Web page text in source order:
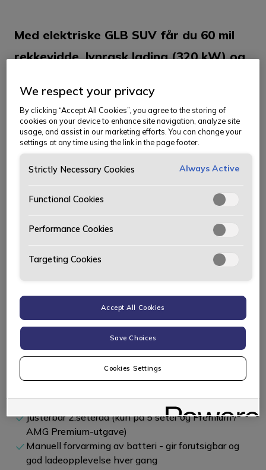
Med elektriske GLB SUV får du 60 mil
rekkevidde, lynrask lading (320 kW) og
Baksetene er justerbare i
lengderetningen og du har mulighet for
7-seter. Hva venter du på?
versjon
Ventetiden er over og GLB er på plass i Norge!
Viktigste høydepunktene på nye elektriske GLB:
Velg mellom 5 seter eller 7 seter
Opptil 2 000 kg hengervekt
Justerbar 2.seterad (kun på 5 seter og Premium /
AMG Premium-utgave)
Manuell forvarming av batteri - gir forutsigbar og
god ladeopplevelse hver gang
We respect your privacy
By clicking “Accept All Cookies”, you agree to the storing of
cookies on your device to enhance site navigation, analyze site
usage, and assist in our marketing efforts. You can change your
settings at any time using the link in the page footer.
Strictly Necessary Cookies Always Active
Functional Cookies
Performance Cookies
Targeting Cookies
Accept All Cookies
Save Choices
Cookies Settings